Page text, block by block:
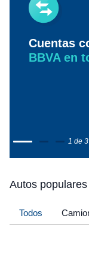
Cuentas
BBVA en
1 de 3
Autos populares
Todos